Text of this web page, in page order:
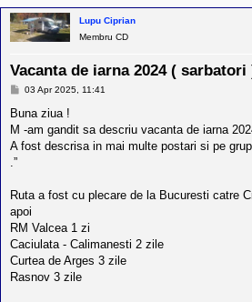
b
R
V
o
m
n
a
a
p
o
s
e
s
o
r
Lupu Ciprian
Membru CD
Vacanta de iarna 2024 ( sarbatori
M
s
03 Apr 2025, 11:41
Buna ziua !
M -am gandit sa descriu vacanta de iarna
A fost descrisa in mai multe postari si pe
.”
Ruta a fost cu plecare de la Bucuresti catre
apoi
RM Valcea 1 zi
Caciulata - Calimanesti 2 zile
Curtea de Arges 3 zile
Rasnov 3 zile